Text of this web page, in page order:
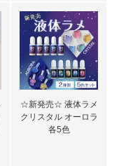
☆新発売☆ 液体ラメ
クリスタル オーロラ
各5色